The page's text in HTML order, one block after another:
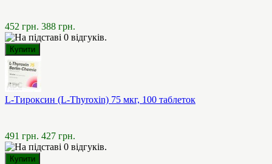
452 грн. 388 грн.
L-Тироксин (L-Thyroxin) 75 мкг, 100 таблеток
491 грн. 427 грн.